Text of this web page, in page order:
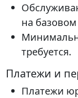
на
требуется.
Платежи и
Платежи